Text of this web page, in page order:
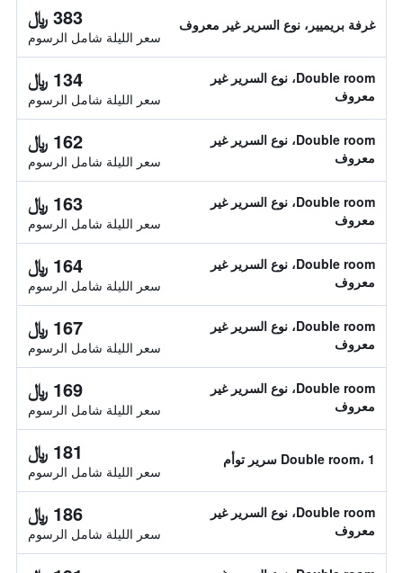
غرفة بريميير، نوع السرير غير معروف 383 ﷼
سعر الليلة شامل الرسوم
Double room، نوع السرير غير
معروف
134 ﷼
سعر الليلة شامل الرسوم
Double room، نوع السرير غير
معروف
162 ﷼
سعر الليلة شامل الرسوم
Double room، نوع السرير غير
معروف
163 ﷼
سعر الليلة شامل الرسوم
Double room، نوع السرير غير
معروف
164 ﷼
سعر الليلة شامل الرسوم
Double room، نوع السرير غير
معروف
167 ﷼
سعر الليلة شامل الرسوم
Double room، نوع السرير غير
معروف
169 ﷼
سعر الليلة شامل الرسوم
Double room، 1 سرير توأم 181 ﷼
سعر الليلة شامل الرسوم
Double room، نوع السرير غير
معروف
186 ﷼
سعر الليلة شامل الرسوم